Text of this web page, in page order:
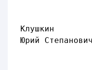
(по
Клушкин
Юрий